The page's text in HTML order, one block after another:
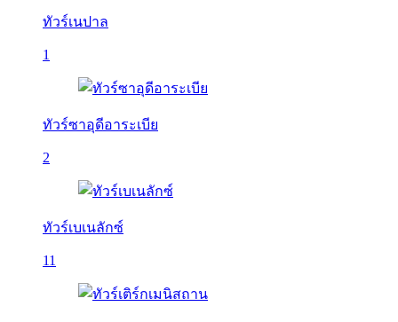
ทัวร์เนปาล
1
ทัวร์ซาอุดีอาระเบีย
2
ทัวร์เบเนลักซ์
11